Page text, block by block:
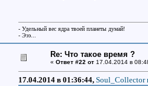
- Удельный вес ядра твоей планеты думай!
- Эээ...
Re: Что такое время ?
« Ответ #22 от17.04.2014 в
17.04.2014 в 01:36:44, Soul_Collector